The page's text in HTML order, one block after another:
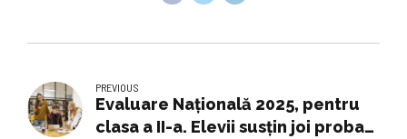
PREVIOUS
Evaluare Națională 2025, pentru
clasa a II-a. Elevii susțin joi proba